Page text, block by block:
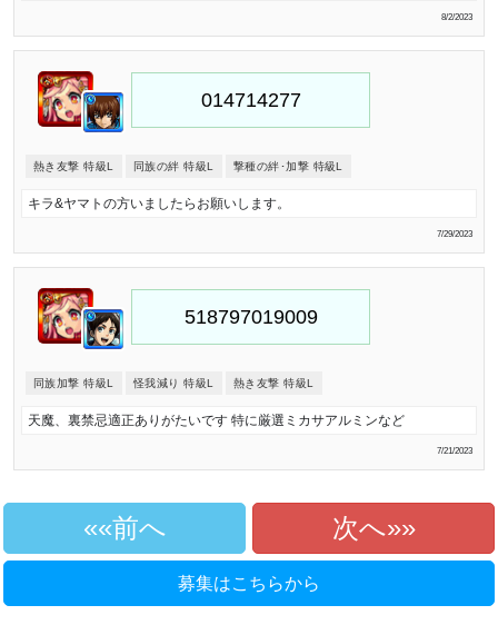
8/2/2023
熱き友撃 特級L 同族の絆 特級L 撃種の絆･加撃 特級L
キラ&ヤマトの方いましたらお願いします。
7/29/2023
同族加撃 特級L 怪我減り 特級L 熱き友撃 特級L
天魔、裏禁忌適正ありがたいです 特に厳選ミカサアルミンなど
7/21/2023
«前へ 次へ»
募集はこちらから